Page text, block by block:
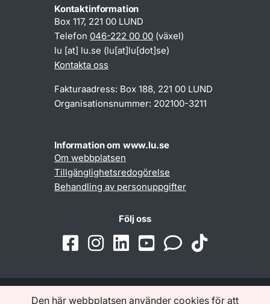
Den här webbplatsen använder cookies för att
Kontaktinformation
Box 117, 221 00 LUND
Telefon 046-222 00 00 (växel)
lu [at] lu.se (lu[at]lu[dot]se)
Kontakta oss
Fakturaadress: Box 188, 221 00 LUND
Organisationsnummer: 202100-3211
Information om www.lu.se
Om webbplatsen
Tillgänglighetsredogörelse
Behandling av personuppgifter
Följ oss